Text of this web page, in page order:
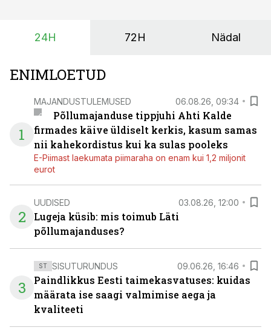
24H 72H Nädal
ENIMLOETUD
1
MAJANDUSTULEMUSED 06.08.26, 09:34
Põllumajanduse tippjuhi Ahti Kalde
firmades käive üldiselt kerkis, kasum samas
nii kahekordistus kui ka sulas pooleks
E-Piimast laekumata piimaraha on enam kui 1,2 miljonit
eurot
2
UUDISED 03.08.26, 12:00
Lugeja küsib: mis toimub Läti
põllumajanduses?
3
ST SISUTURUNDUS 09.06.26, 16:46
Paindlikkus Eesti taimekasvatuses: kuidas
määrata ise saagi valmimise aega ja
kvaliteeti